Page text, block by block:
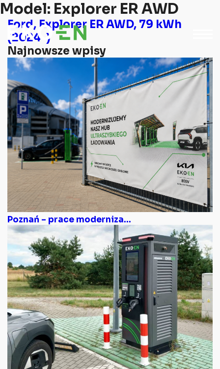
Model: Explorer ER AWD
Ford, Explorer ER AWD, 79 kWh
(2024-)
Najnowsze wpisy
Poznań – prace moderniza...